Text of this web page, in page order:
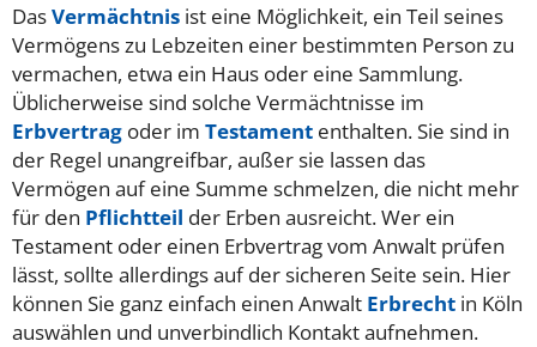
DasVermächtnis ist eine Möglichkeit, ein Teil seines
Vermögens zu Lebzeiten einer bestimmten Person zu
vermachen, etwa ein Haus oder eine Sammlung.
Üblicherweise sind solche Vermächtnisse im
Erbvertrag oder im Testament enthalten. Sie sind in
der Regel unangreifbar, außer sie lassen das
Vermögen auf eine Summe schmelzen, die nicht mehr
für den Pflichtteil der Erben ausreicht. Wer ein
Testament oder einen Erbvertrag vom Anwalt prüfen
lässt, sollte allerdings auf der sicheren Seite sein. Hier
können Sie ganz einfach einen Anwalt Erbrecht in Köln
auswählen und unverbindlich Kontakt aufnehmen.